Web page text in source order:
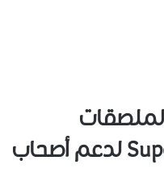
الممتازة” Super Stickers ﻟﺪﻋﻢ ﺃﺻﺤﺎﺏ